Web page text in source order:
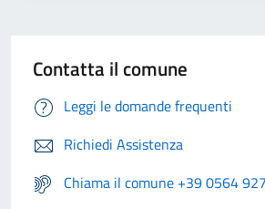
Contatta il comune
Leggi le domande frequenti
Richiedi Assistenza
Chiama il comune +39 0564